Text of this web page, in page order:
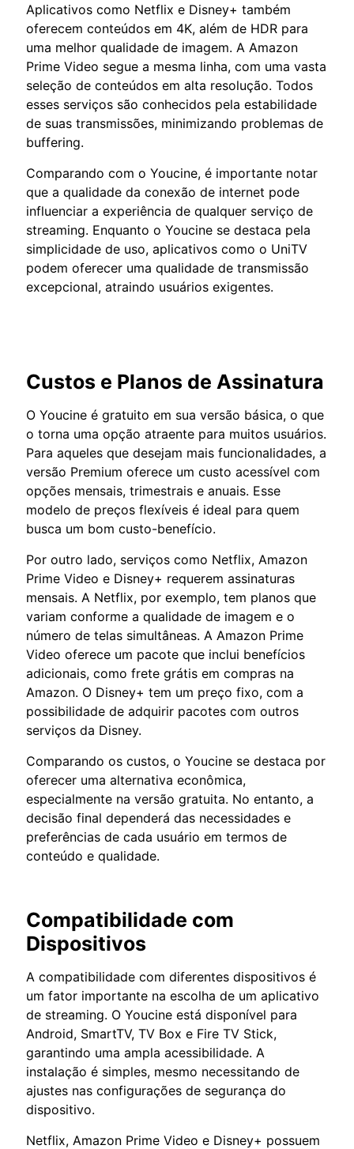
Aplicativos como Netflix e Disney+ também
oferecem conteúdos em 4K, além de HDR para
uma melhor qualidade de imagem. A Amazon
Prime Video segue a mesma linha, com uma vasta
seleção de conteúdos em alta resolução. Todos
esses serviços são conhecidos pela estabilidade
de suas transmissões, minimizando problemas de
buffering.
Comparando com o Youcine, é importante notar
que a qualidade da conexão de internet pode
influenciar a experiência de qualquer serviço de
streaming. Enquanto o Youcine se destaca pela
simplicidade de uso, aplicativos como o UniTV
podem oferecer uma qualidade de transmissão
excepcional, atraindo usuários exigentes.
Custos e Planos de Assinatura
O Youcine é gratuito em sua versão básica, o que
o torna uma opção atraente para muitos usuários.
Para aqueles que desejam mais funcionalidades, a
versão Premium oferece um custo acessível com
opções mensais, trimestrais e anuais. Esse
modelo de preços flexíveis é ideal para quem
busca um bom custo-benefício.
Por outro lado, serviços como Netflix, Amazon
Prime Video e Disney+ requerem assinaturas
mensais. A Netflix, por exemplo, tem planos que
variam conforme a qualidade de imagem e o
número de telas simultâneas. A Amazon Prime
Video oferece um pacote que inclui benefícios
adicionais, como frete grátis em compras na
Amazon. O Disney+ tem um preço fixo, com a
possibilidade de adquirir pacotes com outros
serviços da Disney.
Comparando os custos, o Youcine se destaca por
oferecer uma alternativa econômica,
especialmente na versão gratuita. No entanto, a
decisão final dependerá das necessidades e
preferências de cada usuário em termos de
conteúdo e qualidade.
Compatibilidade com
Dispositivos
A compatibilidade com diferentes dispositivos é
um fator importante na escolha de um aplicativo
de streaming. O Youcine está disponível para
Android, SmartTV, TV Box e Fire TV Stick,
garantindo uma ampla acessibilidade. A
instalação é simples, mesmo necessitando de
ajustes nas configurações de segurança do
dispositivo.
Netflix, Amazon Prime Video e Disney+ possuem